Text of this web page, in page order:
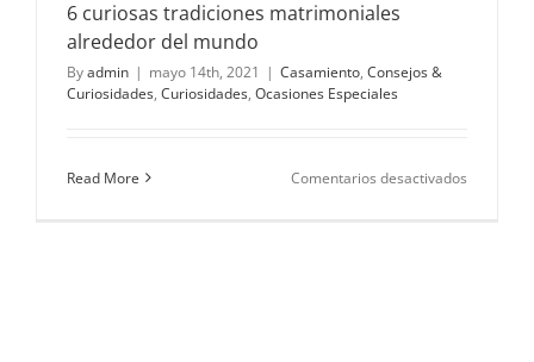
6 curiosas tradiciones matrimoniales
alrededor del mundo
Byadmin | mayo 14th, 2021 | Casamiento, Consejos &
Curiosidades, Curiosidades, Ocasiones Especiales
Read More Comentarios desactivados